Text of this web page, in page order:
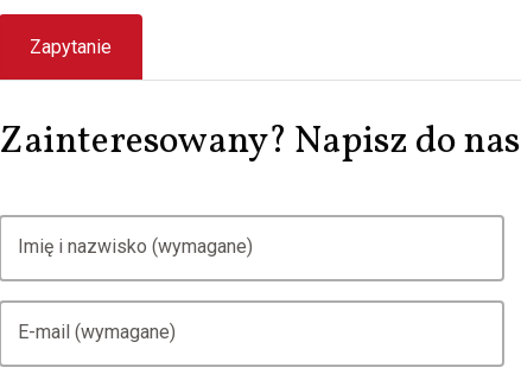
Zapytanie
Zainteresowany? Napisz do nas
Imię i nazwisko (wymagane)
E-mail (wymagane)